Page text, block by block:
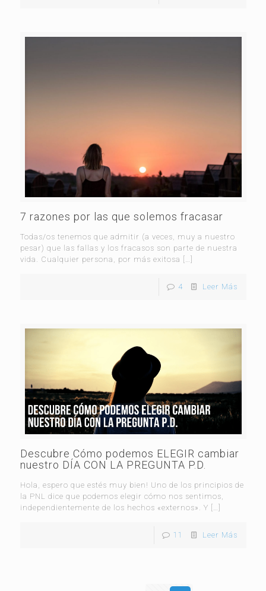
7 razones por las que solemos fracasar
Todas/os tenemos que admitir (a veces, muy a nuestro
pesar) que las fallas y los fracasos son parte de nuestra
vida. Cualquier persona, por más exitosa […]
4 Leer Más
Descubre Cómo podemos ELEGIR cambiar
nuestro DÍA CON LA PREGUNTA P.D.
Hola, espero que estés muy bien! Uno de los principios de
la PNL dice que podemos elegir cómo nos sentimos,
independientemente de los hechos «externos». Y […]
11 Leer Más